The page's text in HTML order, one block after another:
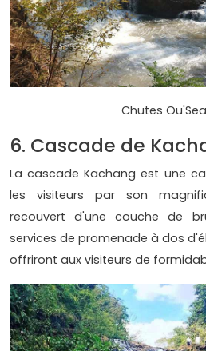
Chutes
6. Cascade de
La cascade Kachang est une
les visiteurs par son
recouvert d'une couche de
services de promenade à dos
offriront aux visiteurs de